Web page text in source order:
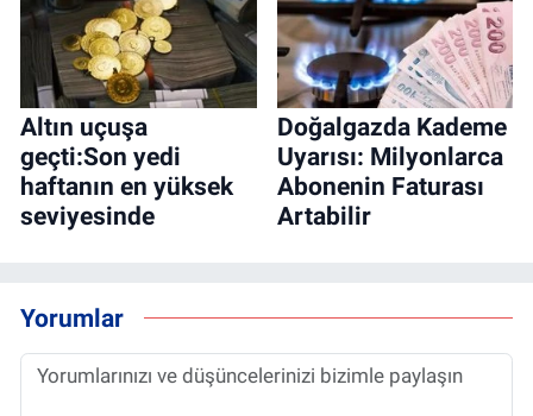
Altın uçuşa
geçti:Son yedi
haftanın en yüksek
seviyesinde
Doğalgazda Kademe
Uyarısı: Milyonlarca
Abonenin Faturası
Artabilir
Yorumlar